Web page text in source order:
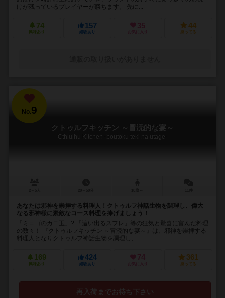
けが残っているプレイヤーが勝ちます。 先に...
74
興味あり
157
経験あり
35
お気に入り
44
持ってる
No.9
クトゥルフキッチン ～冒涜的な宴～
Cthlulhu Kitchen -boutoku teki na utage-
あなたは邪神を崇拝する料理人！クトゥルフ神話生物を調理し、偉大
なる邪神様に素敵なコース料理を捧げましょう！
「ミ＝ゴのカニ玉」? 「這い出るスフレ」等の狂気と驚喜に富んだ料理
の数々！ 『クトゥルフキッチン ～冒涜的な宴～』は、邪神を崇拝する
料理人となりクトゥルフ神話生物を調理し、...
169
興味あり
424
経験あり
74
お気に入り
361
持ってる
再入荷までお待ち下さい